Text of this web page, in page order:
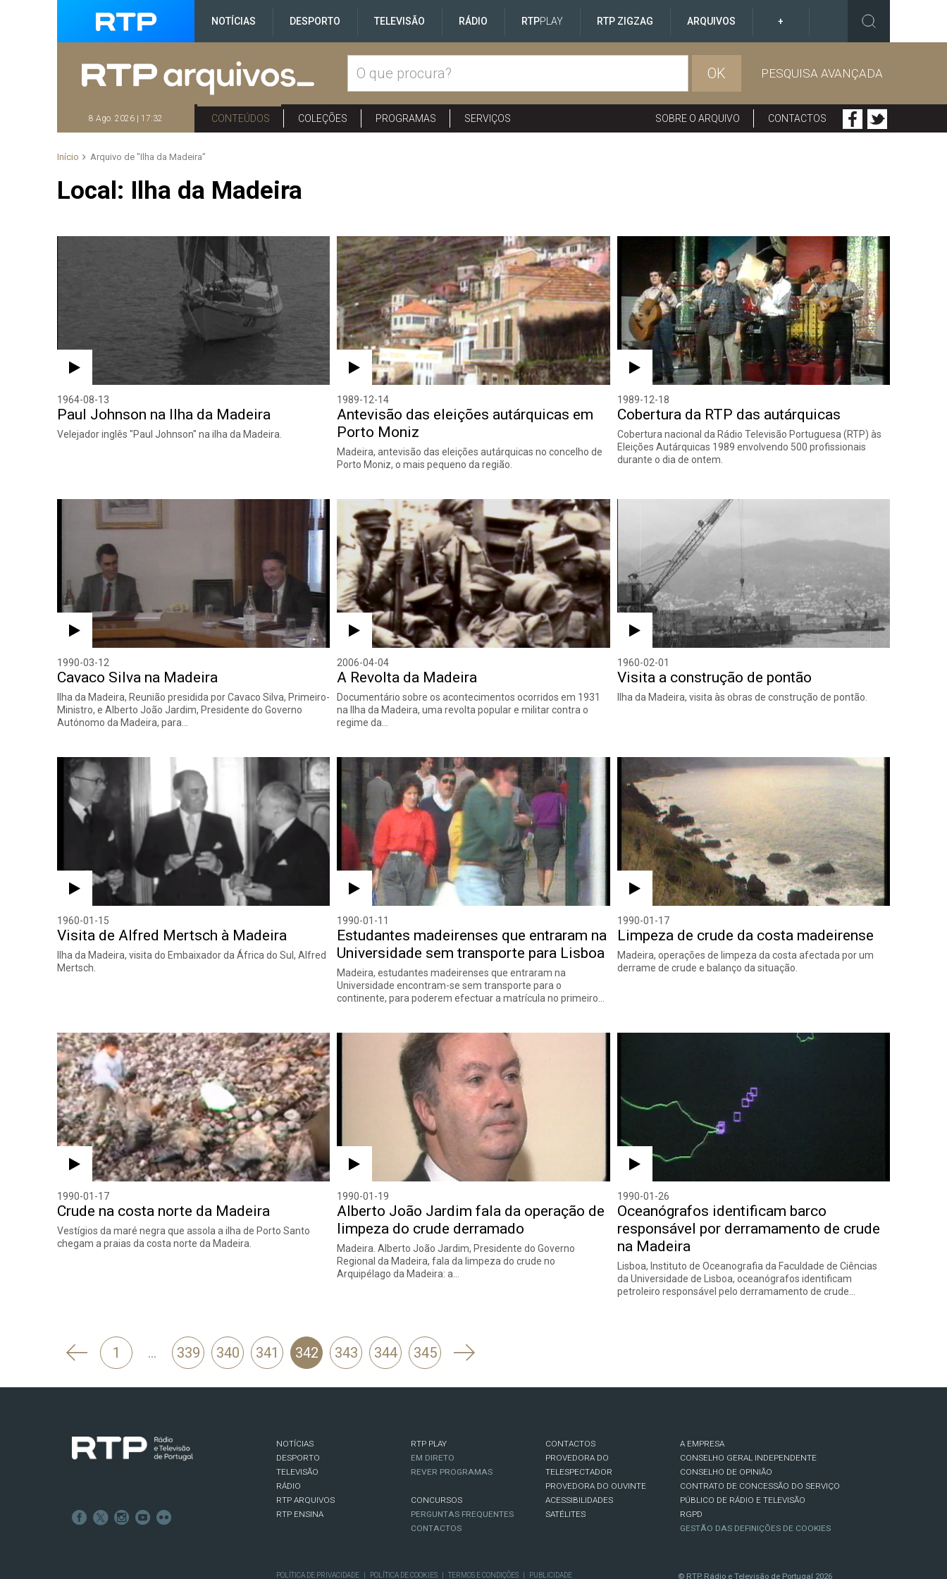
NOTÍCIAS DESPORTO TELEVISÃO RÁDIO RTPPLAY RTP ZIGZAG ARQUIVOS +
OK PESQUISA AVANÇADA
8 Ago. 2026 | 17:32 CONTEÚDOS COLEÇÕES PROGRAMAS SERVIÇOS SOBRE O ARQUIVO CONTACTOS
Início Arquivo de "Ilha da Madeira"
Local: Ilha da Madeira
1964-08-13
Paul Johnson na Ilha da Madeira
Velejador inglês "Paul Johnson" na ilha da Madeira.
1989-12-14
Antevisão das eleições autárquicas em
Porto Moniz
Madeira, antevisão das eleições autárquicas no concelho de
Porto Moniz, o mais pequeno da região.
1989-12-18
Cobertura da RTP das autárquicas
Cobertura nacional da Rádio Televisão Portuguesa (RTP) às
Eleições Autárquicas 1989 envolvendo 500 profissionais
durante o dia de ontem.
1990-03-12
Cavaco Silva na Madeira
Ilha da Madeira, Reunião presidida por Cavaco Silva, Primeiro-
Ministro, e Alberto João Jardim, Presidente do Governo
Autónomo da Madeira, para…
2006-04-04
A Revolta da Madeira
Documentário sobre os acontecimentos ocorridos em 1931
na Ilha da Madeira, uma revolta popular e militar contra o
regime da…
1960-02-01
Visita a construção de pontão
Ilha da Madeira, visita às obras de construção de pontão.
1960-01-15
Visita de Alfred Mertsch à Madeira
Ilha da Madeira, visita do Embaixador da África do Sul, Alfred
Mertsch.
1990-01-11
Estudantes madeirenses que entraram na
Universidade sem transporte para Lisboa
Madeira, estudantes madeirenses que entraram na
Universidade encontram-se sem transporte para o
continente, para poderem efectuar a matrícula no primeiro…
1990-01-17
Limpeza de crude da costa madeirense
Madeira, operações de limpeza da costa afectada por um
derrame de crude e balanço da situação.
1990-01-17
Crude na costa norte da Madeira
Vestígios da maré negra que assola a ilha de Porto Santo
chegam a praias da costa norte da Madeira.
1990-01-19
Alberto João Jardim fala da operação de
limpeza do crude derramado
Madeira. Alberto João Jardim, Presidente do Governo
Regional da Madeira, fala da limpeza do crude no
Arquipélago da Madeira: a…
1990-01-26
Oceanógrafos identificam barco
responsável por derramamento de crude
na Madeira
Lisboa, Instituto de Oceanografia da Faculdade de Ciências
da Universidade de Lisboa, oceanógrafos identificam
petroleiro responsável pelo derramamento de crude…
'
Anterior
1 … 339 340 341 342 343 344 345 Seguinte
NOTÍCIAS
DESPORTO
TELEVISÃO
RÁDIO
RTP ARQUIVOS
RTP ENSINA
RTP PLAY
EM DIRETO
REVER PROGRAMAS
CONCURSOS
PERGUNTAS FREQUENTES
CONTACTOS
CONTACTOS
PROVEDORA DO
TELESPECTADOR
PROVEDORA DO OUVINTE
ACESSIBILIDADES
SATÉLITES
A EMPRESA
CONSELHO GERAL INDEPENDENTE
CONSELHO DE OPINIÃO
CONTRATO DE CONCESSÃO DO SERVIÇO
PÚBLICO DE RÁDIO E TELEVISÃO
RGPD
GESTÃO DAS DEFINIÇÕES DE COOKIES
POLÍTICA DE PRIVACIDADE POLÍTICA DE COOKIES TERMOS E CONDIÇÕES PUBLICIDADE © RTP, Rádio e Televisão de Portugal 2026